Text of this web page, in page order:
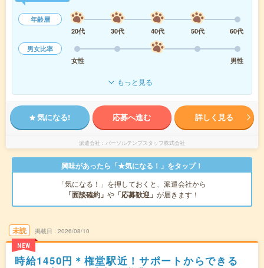
年齢層
20代
30代 40代 50代
60代
男女比率
女性
男性
もっと見る
気になる! 応募へ進む 詳しく見る
派遣会社 パーソルテンプスタッフ株式会社
興味があったら「★気になる！」をタップ！
「気になる！」を押しておくと、派遣会社から
「面談確約」 や 「応募歓迎」 が届きます！
未読
NEW
掲載日 2026/08/10
時給1450円＊権堂駅近！サポートからできる